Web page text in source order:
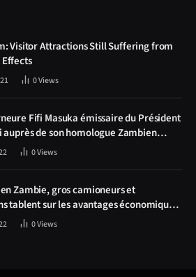
Visitor Attractions Still Suffering from
0Views
Fifi Masuka émissaire du Président
auprès de son homologue Zambien
construction de la route Kolwezi -
0Views
en Zambie, gros camioneurs et
tablent sur les avantages économiques
Solwezi
0Views